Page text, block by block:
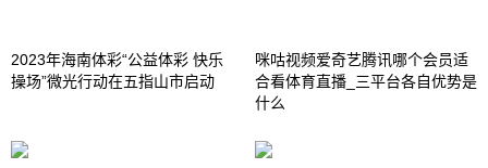
2023年海南体彩“公益体彩 快乐
操场”微光行动在五指山市启动
咪咕视频爱奇艺腾讯哪个会员适
合看体育直播_三平台各自优势是
什么